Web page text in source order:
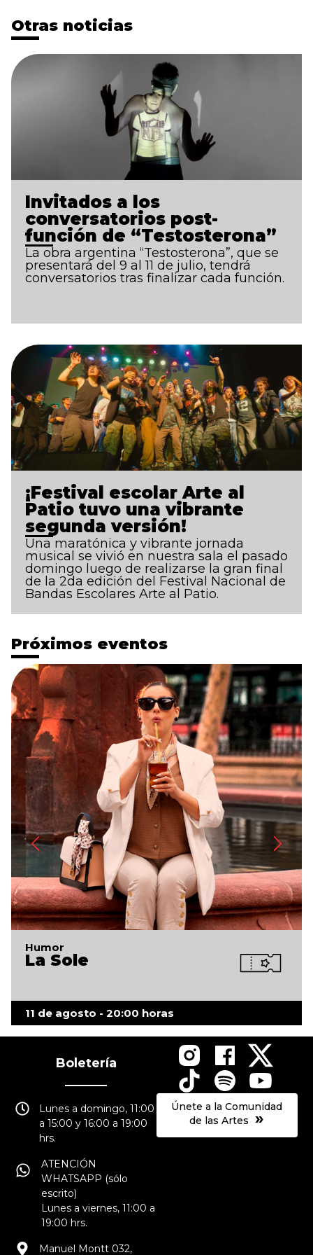
Otras noticias
Invitados a los
conversatorios post-
función de “Testosterona”
La obra argentina “Testosterona”, que se
presentará del 9 al 11 de julio, tendrá
conversatorios tras finalizar cada función.
¡Festival escolar Arte al
Patio tuvo una vibrante
segunda versión!
Una maratónica y vibrante jornada
musical se vivió en nuestra sala el pasado
domingo luego de realizarse la gran final
de la 2da edición del Festival Nacional de
Bandas Escolares Arte al Patio.
Próximos eventos
La Sole
Humor
11 de agosto - 20:00 horas
Boletería
Lunes a domingo, 11:00
a 15:00 y 16:00 a 19:00
hrs.
ATENCIÓN
WHATSAPP (sólo
escrito)
Lunes a viernes, 11:00 a
19:00 hrs.
Manuel Montt 032,
Únete a la Comunidad
de las Artes »